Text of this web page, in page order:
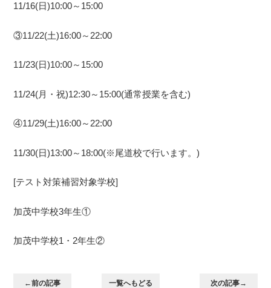
11/16(日)10:00～15:00
③11/22(土)16:00～22:00
11/23(日)10:00～15:00
11/24(月・祝)12:30～15:00(通常授業を含む)
④11/29(土)16:00～22:00
11/30(日)13:00～18:00(※尾道校で行います。)
[テスト対策補習対象学校]
加茂中学校3年生①
加茂中学校1・2年生②
←前の記事 一覧へもどる 次の記事→